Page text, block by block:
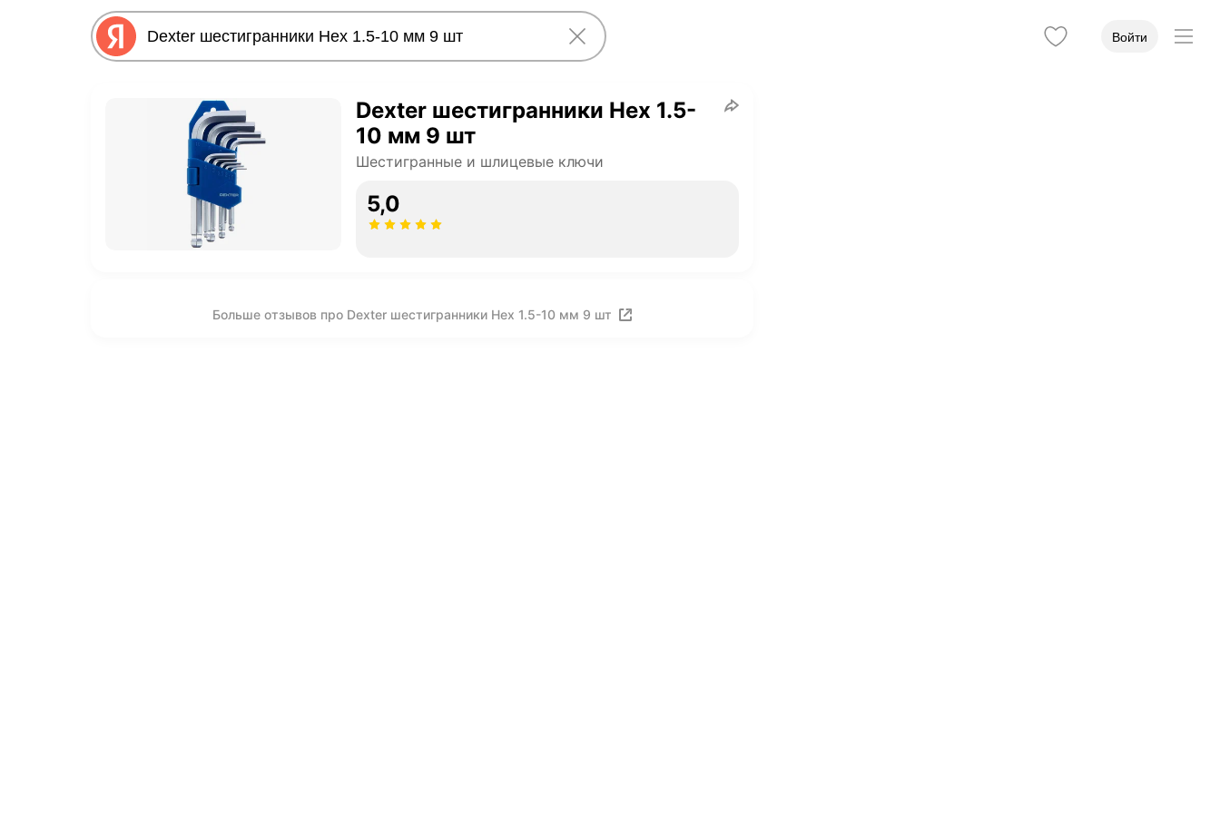
Войти
Dexter шестигранники Hex 1.5-
10 мм 9 шт
Шестигранные и шлицевые ключи
5,0
Больше отзывов про Dexter шестигранники Hex 1.5-10 мм 9 шт